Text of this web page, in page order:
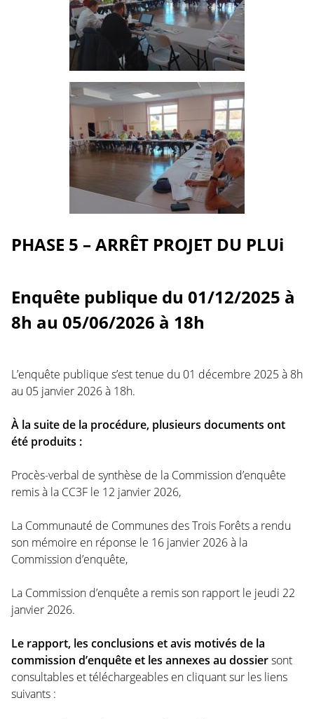
PHASE 5 – ARRÊT PROJET DU PLUi
Enquête publique du 01/12/2025 à
8h au 05/06/2026 à 18h
L’enquête publique s’est tenue du 01 décembre 2025 à 8h
au 05 janvier 2026 à 18h.
À la suite de la procédure, plusieurs documents ont
été produits :
Procès-verbal de synthèse de la Commission d’enquête
remis à la CC3F le 12 janvier 2026,
La Communauté de Communes des Trois Forêts a rendu
son mémoire en réponse le 16 janvier 2026 à la
Commission d’enquête,
La Commission d’enquête a remis son rapport le jeudi 22
janvier 2026.
Le rapport, les conclusions et avis motivés de la
commission d’enquête et les annexes au dossiersont
consultables et téléchargeables en cliquant sur les liens
suivants :